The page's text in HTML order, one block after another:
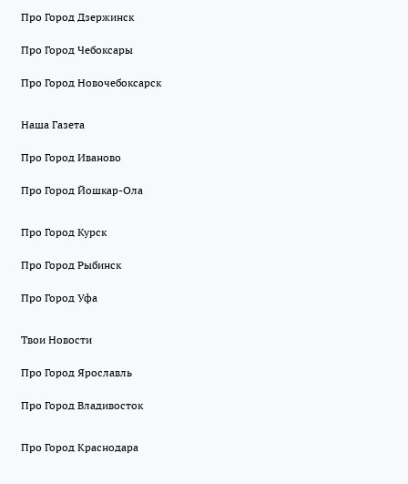
Про Город Дзержинск
Про Город Чебоксары
Про Город Новочебоксарск
Наша Газета
Про Город Иваново
Про Город Йошкар-Ола
Про Город Курск
Про Город Рыбинск
Про Город Уфа
Твои Новости
Про Город Ярославль
Про Город Владивосток
Про Город Краснодара